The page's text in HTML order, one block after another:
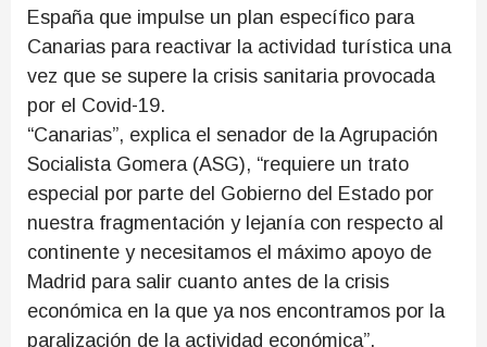
España que impulse un plan específico para
Canarias para reactivar la actividad turística una
vez que se supere la crisis sanitaria provocada
por el Covid-19.
“Canarias”, explica el senador de la Agrupación
Socialista Gomera (ASG), “requiere un trato
especial por parte del Gobierno del Estado por
nuestra fragmentación y lejanía con respecto al
continente y necesitamos el máximo apoyo de
Madrid para salir cuanto antes de la crisis
económica en la que ya nos encontramos por la
paralización de la actividad económica”.